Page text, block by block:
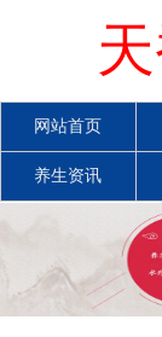
网站首页
养生资讯